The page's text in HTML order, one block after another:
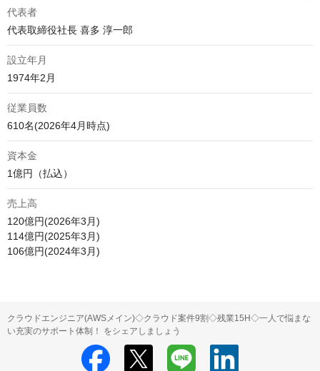
代表者
代表取締役社長 喜多 淳一郎
設立年月
1974年2月
従業員数
610名(2026年4月時点)
資本金
1億円（払込）
売上高
120億円(2026年3月)
114億円(2025年3月)
106億円(2024年3月)
クラウドエンジニア(AWSメイン)◇クラウド案件9割◇残業15H◇一人で悩まな
い充実のサポート体制！ をシェアしましょう